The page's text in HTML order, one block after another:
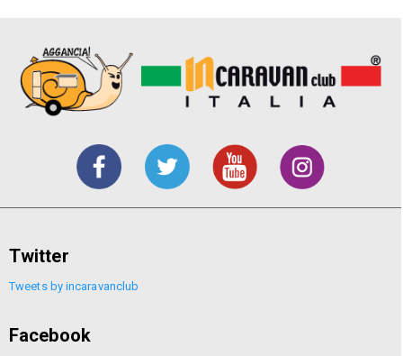
Twitter
Tweets by incaravanclub
Facebook